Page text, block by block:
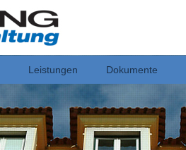
Leistungen Dokumente